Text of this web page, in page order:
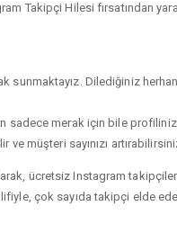
Takipçi Hilesi fırsatından
sunmaktayız. Dilediğiniz
sadece merak için bile
müşteri sayınızı
ücretsiz Instagram
çok sayıda takipçi elde